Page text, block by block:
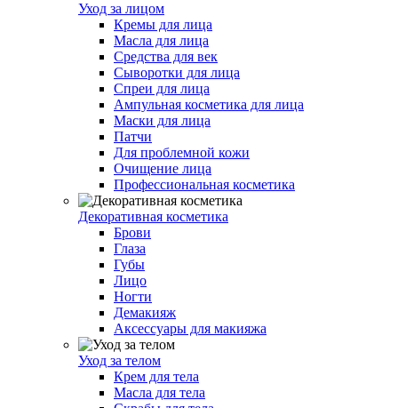
Уход за лицом
Кремы для лица
Масла для лица
Средства для век
Сыворотки для лица
Спреи для лица
Ампульная косметика для лица
Маски для лица
Патчи
Для проблемной кожи
Очищение лица
Профессиональная косметика
Декоративная косметика
Брови
Глаза
Губы
Лицо
Ногти
Демакияж
Аксессуары для макияжа
Уход за телом
Крем для тела
Масла для тела